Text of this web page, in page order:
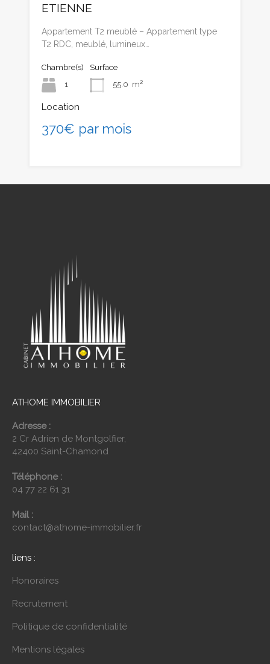
ETIENNE
Appartement T2 meublé – Appartement type
T2 RDC, meublé, lumineux…
Chambre(s)
1
Surface
55.0 m²
Location
370€ par mois
ATHOME IMMOBILIER
Adresse :
2 Cr Adrien de Montgolfier,
42400 Saint-Chamond
Téléphone :
04 77 22 61 31
Mail :
contact@athome-immobilier.fr
liens :
Honoraires
Recrutement
Politique de confidentialité
Mentions légales